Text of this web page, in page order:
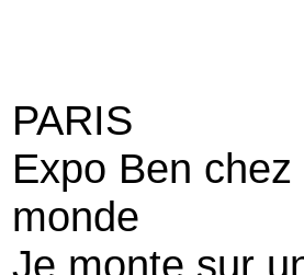
PARIS
Expo Ben
monde
Je monte sur